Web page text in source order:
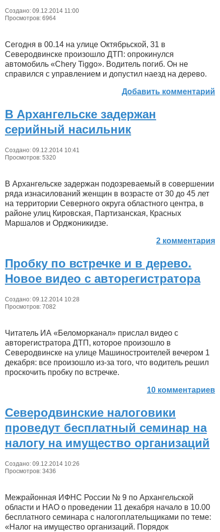
Создано: 09.12.2014 11:00
Просмотров: 6964
Сегодня в 00.14 на улице Октябрьской, 31 в
Северодвинске произошло ДТП: опрокинулся
автомобиль «Chery Tiggo». Водитель погиб. Он не
справился с управлением и допустил наезд на дерево.
Добавить комментарий
В Архангельске задержан
серийный насильник
Создано: 09.12.2014 10:41
Просмотров: 5320
В Архангельске задержан подозреваемый в совершении
ряда изнасилований женщин в возрасте от 30 до 45 лет
на территории Северного округа областного центра, в
районе улиц Кировская, Партизанская, Красных
Маршалов и Орджоникидзе.
2 комментария
Пробку по встречке и в дерево.
Новое видео с авторегистратора
Создано: 09.12.2014 10:28
Просмотров: 7082
Читатель ИА «Беломорканал» прислал видео с
авторегистратора ДТП, которое произошло в
Северодвинске на улице Машиностроителей вечером 1
декабря: все произошло из-за того, что водитель решил
проскочить пробку по встречке.
10 комментариев
Северодвинские налоговики
проведут бесплатный семинар на
налогу на имущество организаций
Создано: 09.12.2014 10:26
Просмотров: 3436
Межрайонная ИФНС России № 9 по Архангельской
области и НАО о проведении 11 декабря начало в 10.00
бесплатного семинара с налогоплательщиками по теме:
«Налог на имущество организаций. Порядок